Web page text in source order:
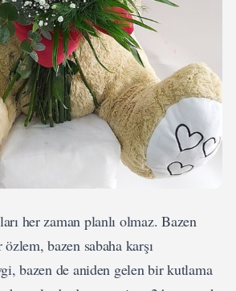
her zaman planlı olmaz. Bazen
özlem, bazen sabaha karşı
bazen de aniden gelen bir kutlama